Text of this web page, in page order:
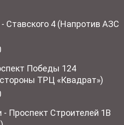
Ставского 4 (Напротив АЗС
Победы 124
ТРЦ «Квадрат»)
- Проспект Строителей 1В